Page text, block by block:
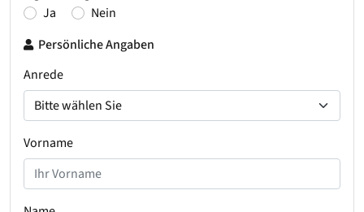
Ja
Nein
Persönliche Angaben
Anrede
Vorname